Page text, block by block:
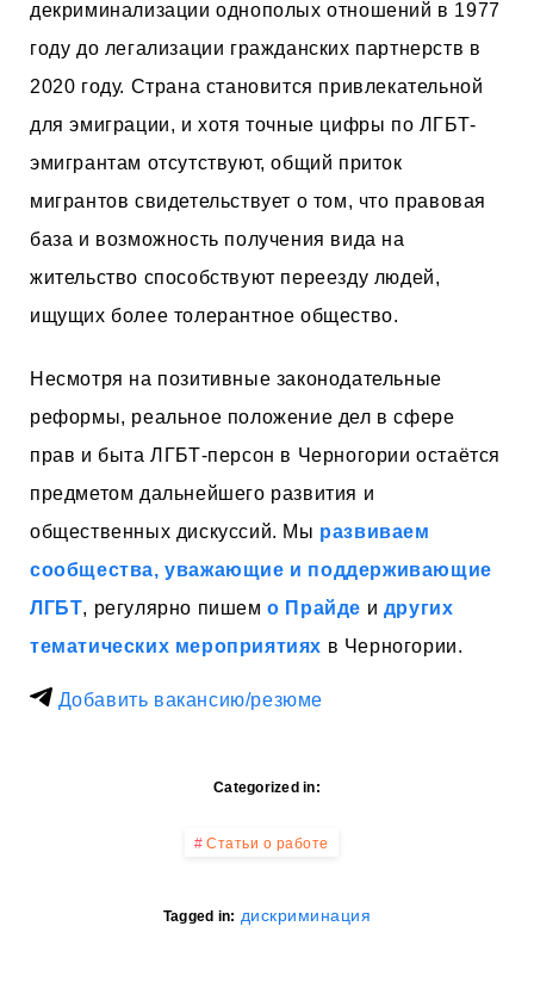
декриминализации однополых отношений в 1977
году до легализации гражданских партнерств в
2020 году. Страна становится привлекательной
для эмиграции, и хотя точные цифры по ЛГБТ-
эмигрантам отсутствуют, общий приток
мигрантов свидетельствует о том, что правовая
база и возможность получения вида на
жительство способствуют переезду людей,
ищущих более толерантное общество.
Несмотря на позитивные законодательные
реформы, реальное положение дел в сфере
прав и быта ЛГБТ-персон в Черногории остаётся
предметом дальнейшего развития и
общественных дискуссий. Мы развиваем
сообщества, уважающие и поддерживающие
ЛГБТ, регулярно пишемо Прайде и других
тематических мероприятиях в Черногории.
Добавить вакансию/резюме
Categorized in:
Статьи о работе
Tagged in: дискриминация